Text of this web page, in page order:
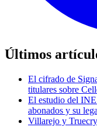
Últimos
El cifrado de
titulares sobre
El estudio del
abonados y su
Villarejo y